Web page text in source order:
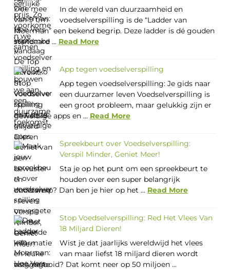
In de wereld van duurzaamheid en
voedselverspilling is de “Ladder van
Moerman” een bekend begrip. Deze ladder is dé gouden
standaard ... Read More
App tegen voedselverspilling
App tegen voedselverspilling: Je gids naar
een duurzamer leven Voedselverspilling is
een groot probleem, maar gelukkig zijn er
geweldige apps en ... Read More
Spreekbeurt over Voedselverspilling:
Verspil Minder, Geniet Meer!
Sta je op het punt om een spreekbeurt te
houden over een super belangrijk
onderwerp? Dan ben je hier op het ... Read More
Stop Voedselverspilling: Red Het Vlees Van
18 Miljard Dieren!
Wist je dat jaarlijks wereldwijd het vlees
van maar liefst 18 miljard dieren wordt
weggegooid? Dat komt neer op 50 miljoen ...